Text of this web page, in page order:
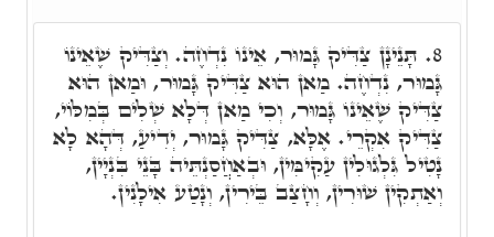
8. תָּנֵינָן צַדִּיק גָּמוּר, אֵינוֹ נִדְחֶה. וְצַדִּיק שֶׁאֵינוֹ
גָּמוּר, נִדְחֶה. מַאן הוּא צַדִּיק גָּמוּר, וּמַאן הוּא
צַדִּיק שֶׁאֵינוֹ גָּמוּר, וְכִי מַאן דְּלָא שְׁלִים בְּמִלּוֹי,
צַדִּיק אִקְרֵי. אֶלָּא, צַדִּיק גָּמוּר, יְדִיעַ, דְּהָא לָא
נָטִיל גִּלְגוּלִין עַקִימִּין, וּבְאַחֲסַנְתֵּיה בָּנֵי בִּנְיָין,
וְאַתְקִין שׁוּרִין, וְחָצַב בֵּירִין, וְנָטַע אִילָנִין.